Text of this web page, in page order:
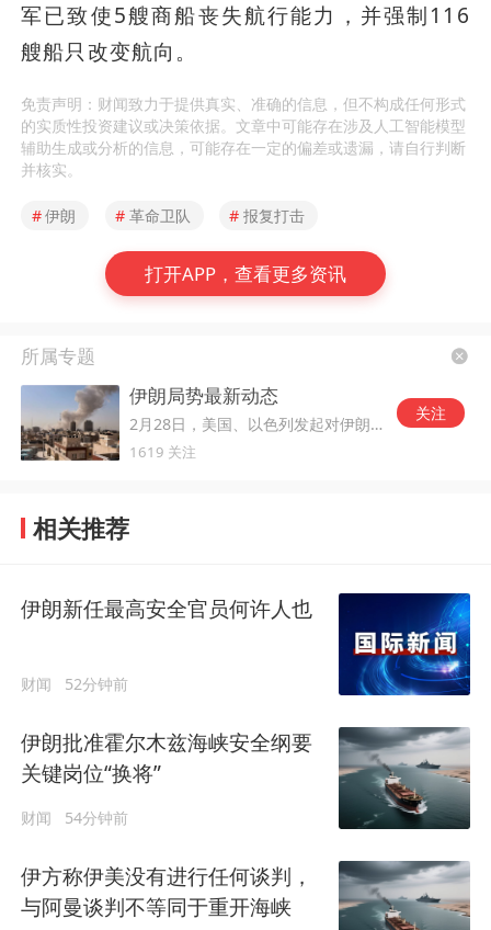
军已致使5艘商船丧失航行能力，并强制116
艘船只改变航向。
免责声明：财闻致力于提供真实、准确的信息，但不构成任何形式
的实质性投资建议或决策依据。文章中可能存在涉及人工智能模型
辅助生成或分析的信息，可能存在一定的偏差或遗漏，请自行判断
并核实。
#伊朗 # 革命卫队 # 报复打击
打开APP，查看更多资讯
所属专题
伊朗局势最新动态
2月28日，美国、以色列发起对伊朗的军事打击。
1619 关注
关注
相关推荐
伊朗新任最高安全官员何许人也
财闻 52分钟前
伊朗批准霍尔木兹海峡安全纲要
关键岗位“换将”
财闻 54分钟前
伊方称伊美没有进行任何谈判，
与阿曼谈判不等同于重开海峡